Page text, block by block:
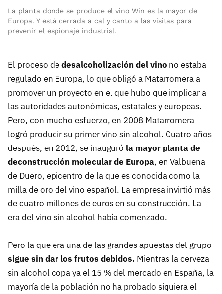
La planta donde se produce el vino Win es la mayor de
Europa. Y está cerrada a cal y canto a las visitas para
prevenir el espionaje industrial.
El proceso dedesalcoholización del vino no estaba
regulado en Europa, lo que obligó a Matarromera a
promover un proyecto en el que hubo que implicar a
las autoridades autonómicas, estatales y europeas.
Pero, con mucho esfuerzo, en 2008 Matarromera
logró producir su primer vino sin alcohol. Cuatro años
después, en 2012, se inauguró la mayor planta de
deconstrucción molecular de Europa, en Valbuena
de Duero, epicentro de la que es conocida como la
milla de oro del vino español. La empresa invirtió más
de cuatro millones de euros en su construcción. La
era del vino sin alcohol había comenzado.
Pero la que era una de las grandes apuestas del grupo
sigue sin dar los frutos debidos. Mientras la cerveza
sin alcohol copa ya el 15 % del mercado en España, la
mayoría de la población no ha probado siquiera el